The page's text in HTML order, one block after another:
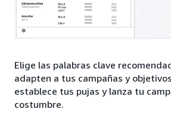
Elige las palabras clave
adapten a tus campañas y
establece tus pujas y lanza tu
costumbre.